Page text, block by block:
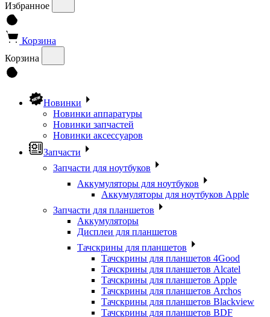
Избранное
Корзина
Корзина
Новинки
Новинки аппаратуры
Новинки запчастей
Новинки аксессуаров
Запчасти
Запчасти для ноутбуков
Аккумуляторы для ноутбуков
Аккумуляторы для ноутбуков Apple
Запчасти для планшетов
Аккумуляторы
Дисплеи для планшетов
Тачскрины для планшетов
Тачскрины для планшетов 4Good
Тачскрины для планшетов Alcatel
Тачскрины для планшетов Apple
Тачскрины для планшетов Archos
Тачскрины для планшетов Blackview
Тачскрины для планшетов BDF